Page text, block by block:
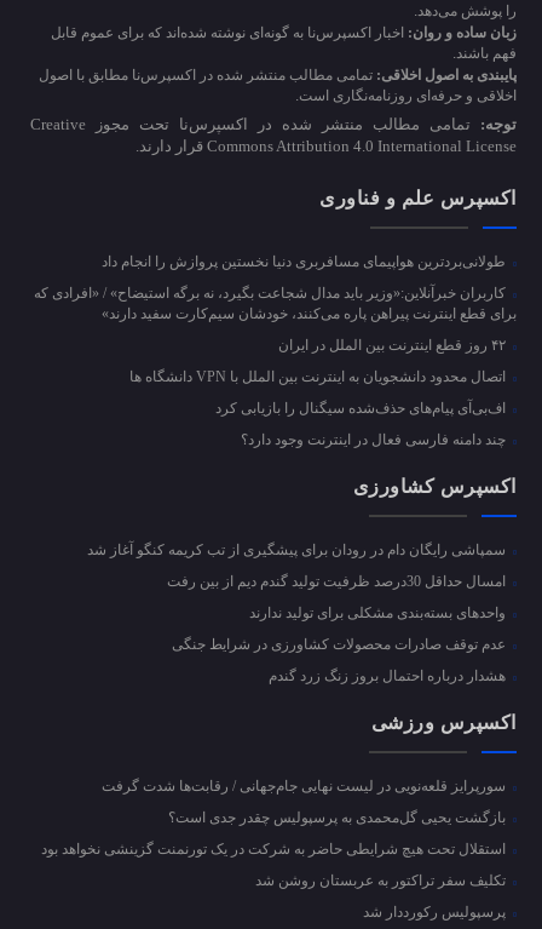
را پوشش می‌دهد.
زبان ساده و روان: اخبار اکسپرس‌نا به گونه‌ای نوشته شده‌اند که برای عموم قابل
فهم باشند.
پایبندی به اصول اخلاقی: تمامی مطالب منتشر شده در اکسپرس‌نا مطابق با اصول
اخلاقی و حرفه‌ای روزنامه‌نگاری است.
توجه:
تمامی مطالب منتشر شده در اکسپرس‌نا تحت مجوز Creative
Commons Attribution 4.0 International License قرار دارند.
اکسپرس علم و فناوری
طولانی‌بردترین هواپیمای مسافربری دنیا نخستین پروازش را انجام داد
کاربران خبرآنلاین:«وزیر باید مدال شجاعت بگیرد، نه برگه استیضاح» / «افرادی که
برای قطع اینترنت پیراهن پاره می‌کنند، خودشان سیم‌کارت سفید دارند»
۴۲ روز قطع اینترنت بین الملل در ایران
اتصال محدود دانشجویان به اینترنت بین الملل با VPN دانشگاه ها
اف‌بی‌آی پیام‌های حذف‌شده سیگنال را بازیابی کرد
چند دامنه فارسی فعال در اینترنت وجود دارد؟
اکسپرس کشاورزی
سمپاشی رایگان دام در رودان برای پیشگیری از تب کریمه کنگو آغاز شد
امسال حداقل 30درصد ظرفیت تولید گندم دیم از بین رفت
واحد‌های بسته‌بندی مشکلی برای تولید ندارند
عدم توقف صادرات محصولات کشاورزی در شرایط جنگی
هشدار درباره احتمال بروز زنگ زرد گندم
اکسپرس ورزشی
سورپرایز قلعه‌نویی در لیست نهایی جام‌جهانی / رقابت‌ها شدت گرفت
بازگشت یحیی گل‌محمدی به پرسپولیس چقدر جدی است؟
استقلال تحت هیچ شرایطی حاضر به شرکت در یک تورنمنت گزینشی نخواهد بود
تکلیف سفر تراکتور به عربستان روشن شد
پرسپولیس رکورددار شد